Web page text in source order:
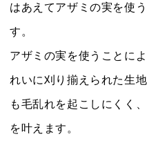
はあえてアザミの実を使
す。
アザミの実を使うことに
れいに刈り揃えられた生
も毛乱れを起こしにくく
を叶えます。